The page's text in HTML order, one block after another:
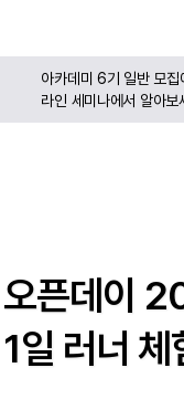
아카데미 6기 일반 모
라인 세미나에서 알아보
오픈데이
​1일 러너 체